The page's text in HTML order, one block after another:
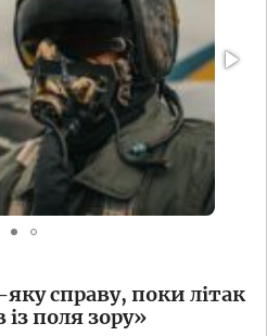
справу, поки літак
поля зору»